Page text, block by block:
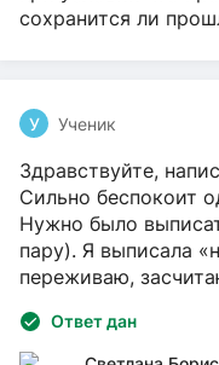
сохранится ли
У Ученик
Здравствуйте,
Сильно беспокоит
Нужно было
пару). Я выписала
переживаю,
Ответ дан